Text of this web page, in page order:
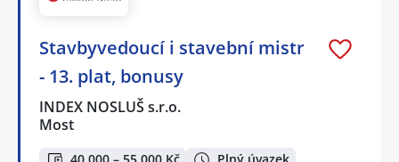
Stavbyvedoucí i stavební mistr
- 13. plat, bonusy
INDEX NOSLUŠ s.r.o.
Most